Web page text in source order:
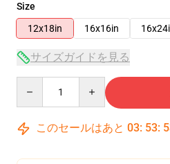
Size
12x18in
16x16in
サイズガイドを見る
このセールはあと 03: 53: